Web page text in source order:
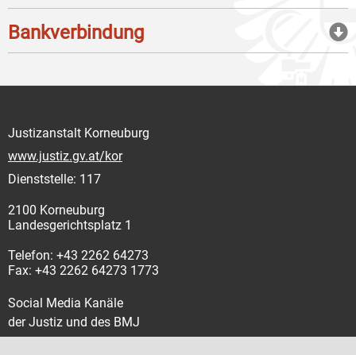
Bankverbindung
Justizanstalt Korneuburg
www.justiz.gv.at/kor
Dienststelle: 117
2100 Korneuburg
Landesgerichtsplatz 1
Telefon: +43 2262 64273
Fax: +43 2262 64273 1773
Social Media Kanäle
der Justiz und des BMJ